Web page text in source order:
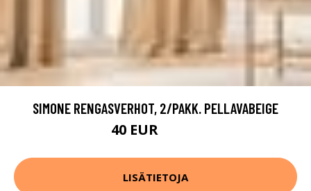
SIMONE RENGASVERHOT, 2/PAKK. PELLAVABEIGE
40 EUR
LISÄTIETOJA